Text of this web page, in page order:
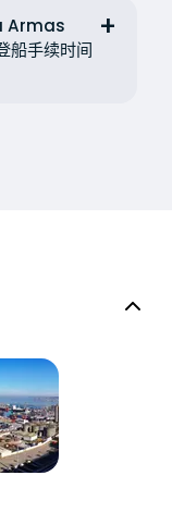
Armas
手续时间